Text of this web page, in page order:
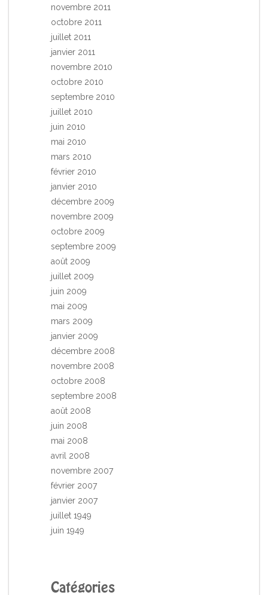
novembre 2011
octobre 2011
juillet 2011
janvier 2011
novembre 2010
octobre 2010
septembre 2010
juillet 2010
juin 2010
mai 2010
mars 2010
février 2010
janvier 2010
décembre 2009
novembre 2009
octobre 2009
septembre 2009
août 2009
juillet 2009
juin 2009
mai 2009
mars 2009
janvier 2009
décembre 2008
novembre 2008
octobre 2008
septembre 2008
août 2008
juin 2008
mai 2008
avril 2008
novembre 2007
février 2007
janvier 2007
juillet 1949
juin 1949
Catégories